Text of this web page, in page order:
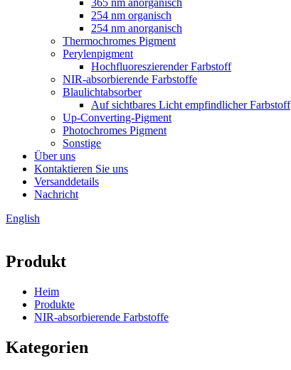
365 nm anorganisch
254 nm organisch
254 nm anorganisch
Thermochromes Pigment
Perylenpigment
Hochfluoreszierender Farbstoff
NIR-absorbierende Farbstoffe
Blaulichtabsorber
Auf sichtbares Licht empfindlicher Farbstoff
Up-Converting-Pigment
Photochromes Pigment
Sonstige
Über uns
Kontaktieren Sie uns
Versanddetails
Nachricht
English
Produkt
Heim
Produkte
NIR-absorbierende Farbstoffe
Kategorien